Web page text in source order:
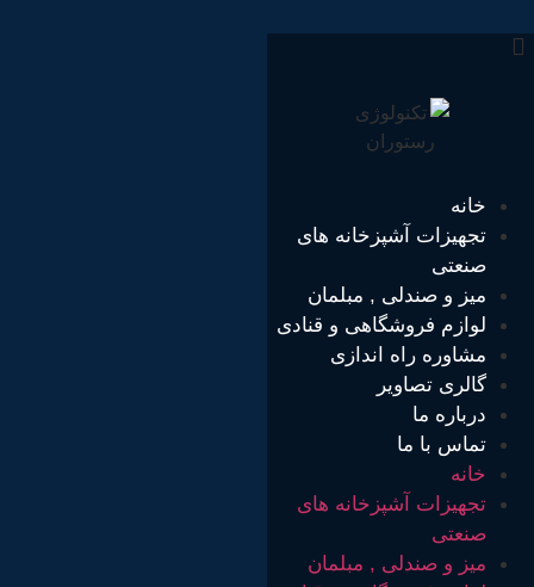
خانه
تجهیزات آشپزخانه های
صنعتی
میز و صندلی , مبلمان
لوازم فروشگاهی و قنادی
مشاوره راه اندازی
گالری تصاویر
درباره ما
تماس با ما
خانه
تجهیزات آشپزخانه های
صنعتی
میز و صندلی , مبلمان